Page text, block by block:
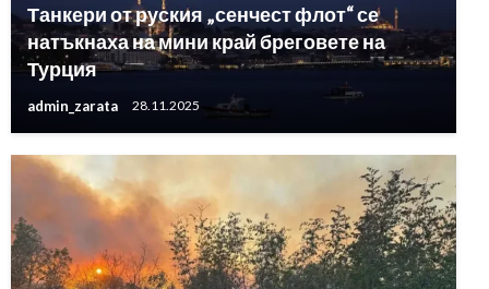
Танкери от руския „сенчест флот“ се
натъкнаха на мини край бреговете на
Турция
admin_zarata 28.11.2025